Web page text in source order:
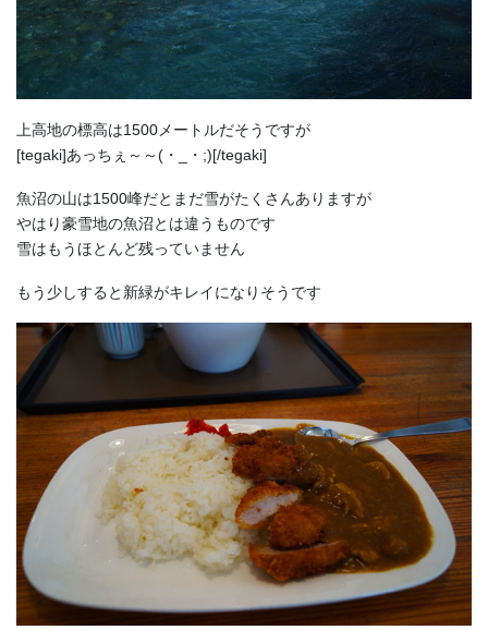
上高地の標高は1500メートルだそうですが
[tegaki]あっちぇ～～(・_・;)[/tegaki]
魚沼の山は1500峰だとまだ雪がたくさんありますが
やはり豪雪地の魚沼とは違うものです
雪はもうほとんど残っていません
もう少しすると新緑がキレイになりそうです